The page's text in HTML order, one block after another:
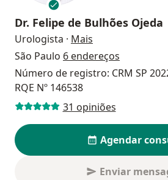
Dr. Felipe de Bulhões Ojeda
Urologista · Mais
São Paulo 6 endereços
Número de registro: CRM SP
RQE Nº 146538
31 opiniões
Agendar
Enviar